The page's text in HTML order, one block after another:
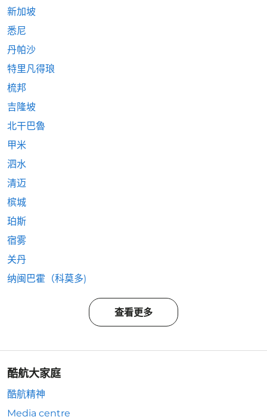
新加坡
悉尼
丹帕沙
特里凡得琅
梳邦
吉隆坡
北干巴魯
甲米
泗水
清迈
槟城
珀斯
宿雾
关丹
纳闽巴霍（科莫多)
查看更多
酷航大家庭
酷航精神
Media centre